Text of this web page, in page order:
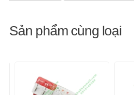
Sản phẩm cùng loại